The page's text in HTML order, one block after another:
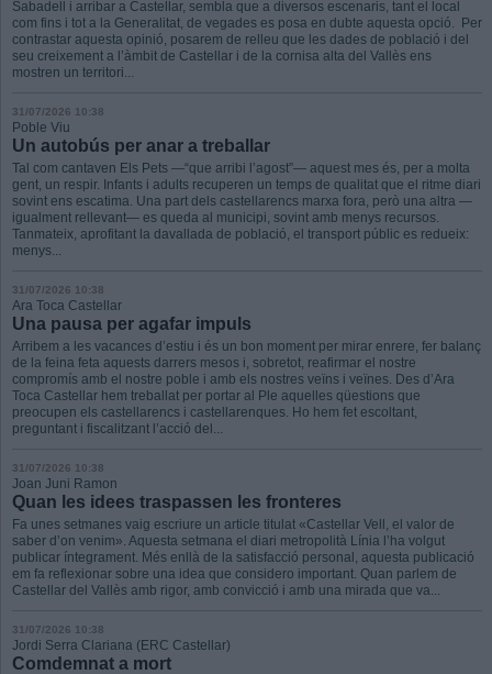
Sabadell i arribar a Castellar, sembla que a diversos escenaris, tant el local
com fins i tot a la Generalitat, de vegades es posa en dubte aquesta opció. Per
contrastar aquesta opinió, posarem de relleu que les dades de població i del
seu creixement a l’àmbit de Castellar i de la cornisa alta del Vallès ens
mostren un territori...
31/07/2026 10:38
Poble Viu
Un autobús per anar a treballar
Tal com cantaven Els Pets —“que arribi l’agost”— aquest mes és, per a molta
gent, un respir. Infants i adults recuperen un temps de qualitat que el ritme diari
sovint ens escatima. Una part dels castellarencs marxa fora, però una altra —
igualment rellevant— es queda al municipi, sovint amb menys recursos.
Tanmateix, aprofitant la davallada de població, el transport públic es redueix:
menys...
31/07/2026 10:38
Ara Toca Castellar
Una pausa per agafar impuls
Arribem a les vacances d’estiu i és un bon moment per mirar enrere, fer balanç
de la feina feta aquests darrers mesos i, sobretot, reafirmar el nostre
compromís amb el nostre poble i amb els nostres veïns i veïnes. Des d’Ara
Toca Castellar hem treballat per portar al Ple aquelles qüestions que
preocupen els castellarencs i castellarenques. Ho hem fet escoltant,
preguntant i fiscalitzant l’acció del...
31/07/2026 10:38
Joan Juni Ramon
Quan les idees traspassen les fronteres
Fa unes setmanes vaig escriure un article titulat «Castellar Vell, el valor de
saber d’on venim». Aquesta setmana el diari metropolità Línia l’ha volgut
publicar íntegrament. Més enllà de la satisfacció personal, aquesta publicació
em fa reflexionar sobre una idea que considero important. Quan parlem de
Castellar del Vallès amb rigor, amb convicció i amb una mirada que va...
31/07/2026 10:38
Jordi Serra Clariana (ERC Castellar)
Comdemnat a mort